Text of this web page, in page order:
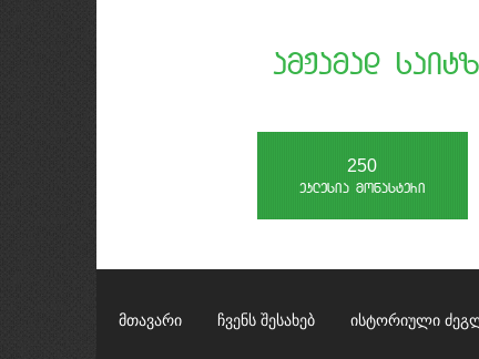
amJamad
308
eklesia monasteri
მთავარი ჩვენს შესახებ ისტორიული